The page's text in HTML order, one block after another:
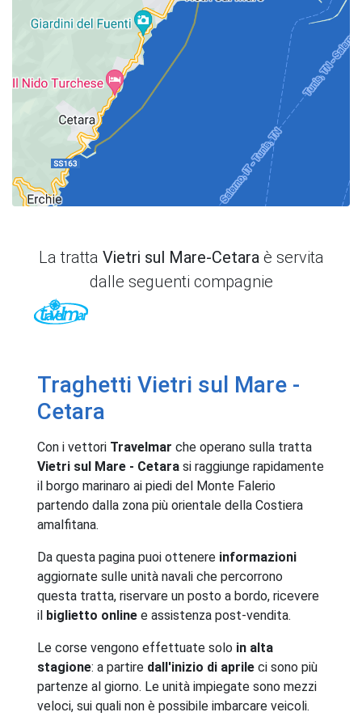
La tratta Vietri sul Mare-Cetaraè servita
dalle seguenti compagnie
Traghetti Vietri sul Mare -
Cetara
Con i vettori Travelmar che operano sulla tratta
Vietri sul Mare - Cetara si raggiunge rapidamente
il borgo marinaro ai piedi del Monte Falerio
partendo dalla zona più orientale della Costiera
amalfitana.
Da questa pagina puoi ottenere informazioni
aggiornate sulle unità navali che percorrono
questa tratta, riservare un posto a bordo, ricevere
il biglietto online e assistenza post-vendita.
Le corse vengono effettuate solo in alta
stagione: a partire dall'inizio di aprile ci sono più
partenze al giorno. Le unità impiegate sono mezzi
veloci, sui quali non è possibile imbarcare veicoli.